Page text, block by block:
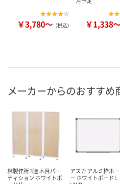
￥3,780～ （税込） ￥1,338
メーカーからのおすすめ
林製作所 3連 木目パー
ティション ホワイトボ
アスカ アルミ枠ホ
ー ホワイトボード L